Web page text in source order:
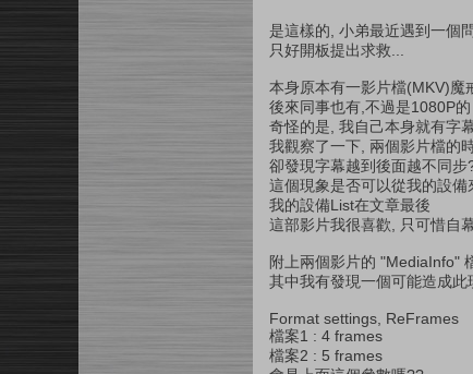
是這樣的, 小弟最近遇到一個
只好開板提出求救...
本身原本有一影片檔(MKV)魔
後來同事也有,不過是1080P
奇怪的是, 我自己本身就有字
我觀察了一下, 兩個影片檔的
卻發現字幕越到後面越不同步
這個現象是否可以從我的設
我的設備List在文章最後
這部影片我很喜歡, 只可惜自
附上兩個影片的 "MediaInfo"
其中我有發現一個可能造成此
Format settings,
檔案1 : 4 frames
檔案2 : 5 frames